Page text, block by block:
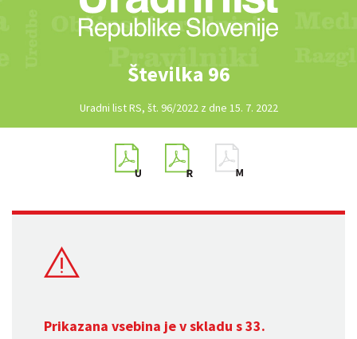
Številka 96
Uradni list RS, št. 96/2022 z dne 15. 7. 2022
Prikazana vsebina je v skladu s 33.